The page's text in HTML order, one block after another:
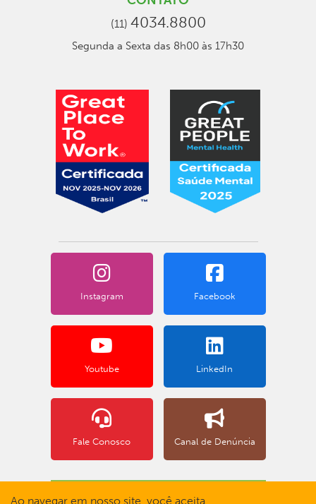
(11) 4034.8800
Segunda a Sexta das 8h00 às 17h30
Instagram Facebook
Youtube LinkedIn
Fale Conosco Canal de Denúncia
Ao navegar em nosso site, você aceita